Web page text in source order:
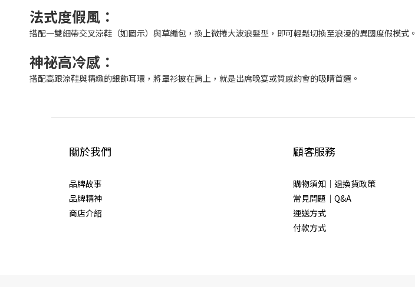
法式度假風：
搭配一雙細帶交叉涼鞋（如圖示）與草編包，換上微捲大波浪髮型，即可輕鬆切換至浪漫的異國度假模式。
神祕高冷感：
搭配高跟涼鞋與精緻的銀飾耳環，將罩衫披在肩上，就是出席晚宴或質感約會的吸睛首選。
關於我們
品牌故事
品牌精神
商店介紹
顧客服務
購物須知｜退換貨政策
常見問題｜Q&A
運送方式
付款方式